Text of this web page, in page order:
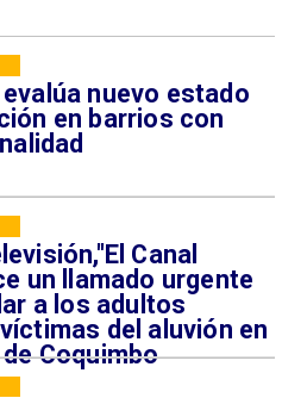
nuevo estado
en barrios con
Canal
un llamado urgente
a los adultos
del aluvión en
Coquimbo